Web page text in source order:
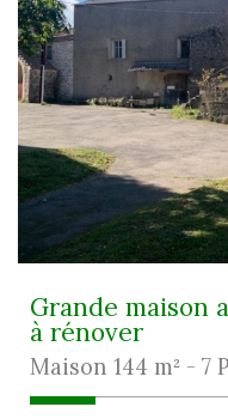
Grande maison
à rénover
Maison 144 m² - 7